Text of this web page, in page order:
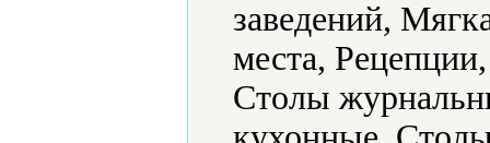
заведений,
места,
Столы